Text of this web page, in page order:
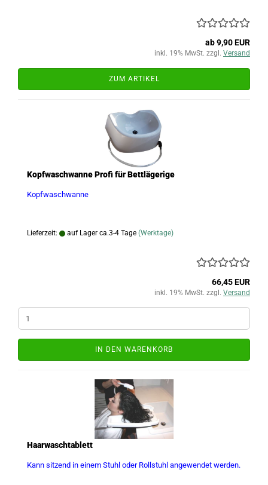
ab 9,90 EUR
inkl. 19% MwSt. zzgl. Versand
ZUM ARTIKEL
Kopfwaschwanne Profi für Bettlägerige
Kopfwaschwanne
Lieferzeit: auf Lager ca.3-4 Tage (Werktage)
66,45 EUR
inkl. 19% MwSt. zzgl. Versand
IN DEN WARENKORB
Haarwaschtablett
Kann sitzend in einem Stuhl oder Rollstuhl angewendet werden.